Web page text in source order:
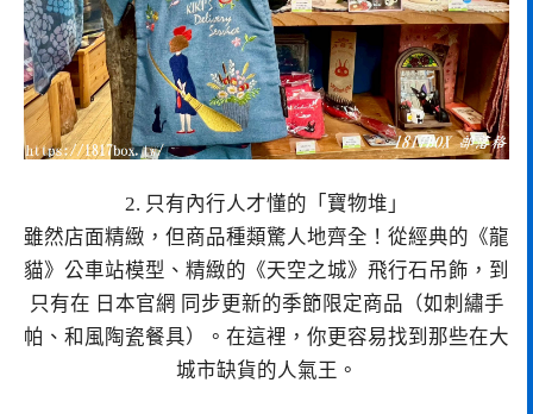
2. 只有內行人才懂的「寶物堆」
雖然店面精緻，但商品種類驚人地齊全！從經典的《龍
貓》公車站模型、精緻的《天空之城》飛行石吊飾，到
只有在 日本官網 同步更新的季節限定商品（如刺繡手
帕、和風陶瓷餐具）。在這裡，你更容易找到那些在大
城市缺貨的人氣王。